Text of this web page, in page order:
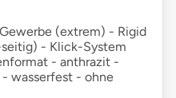
(extrem) - Rigid
- Klick-System
- anthrazit -
wasserfest - ohne